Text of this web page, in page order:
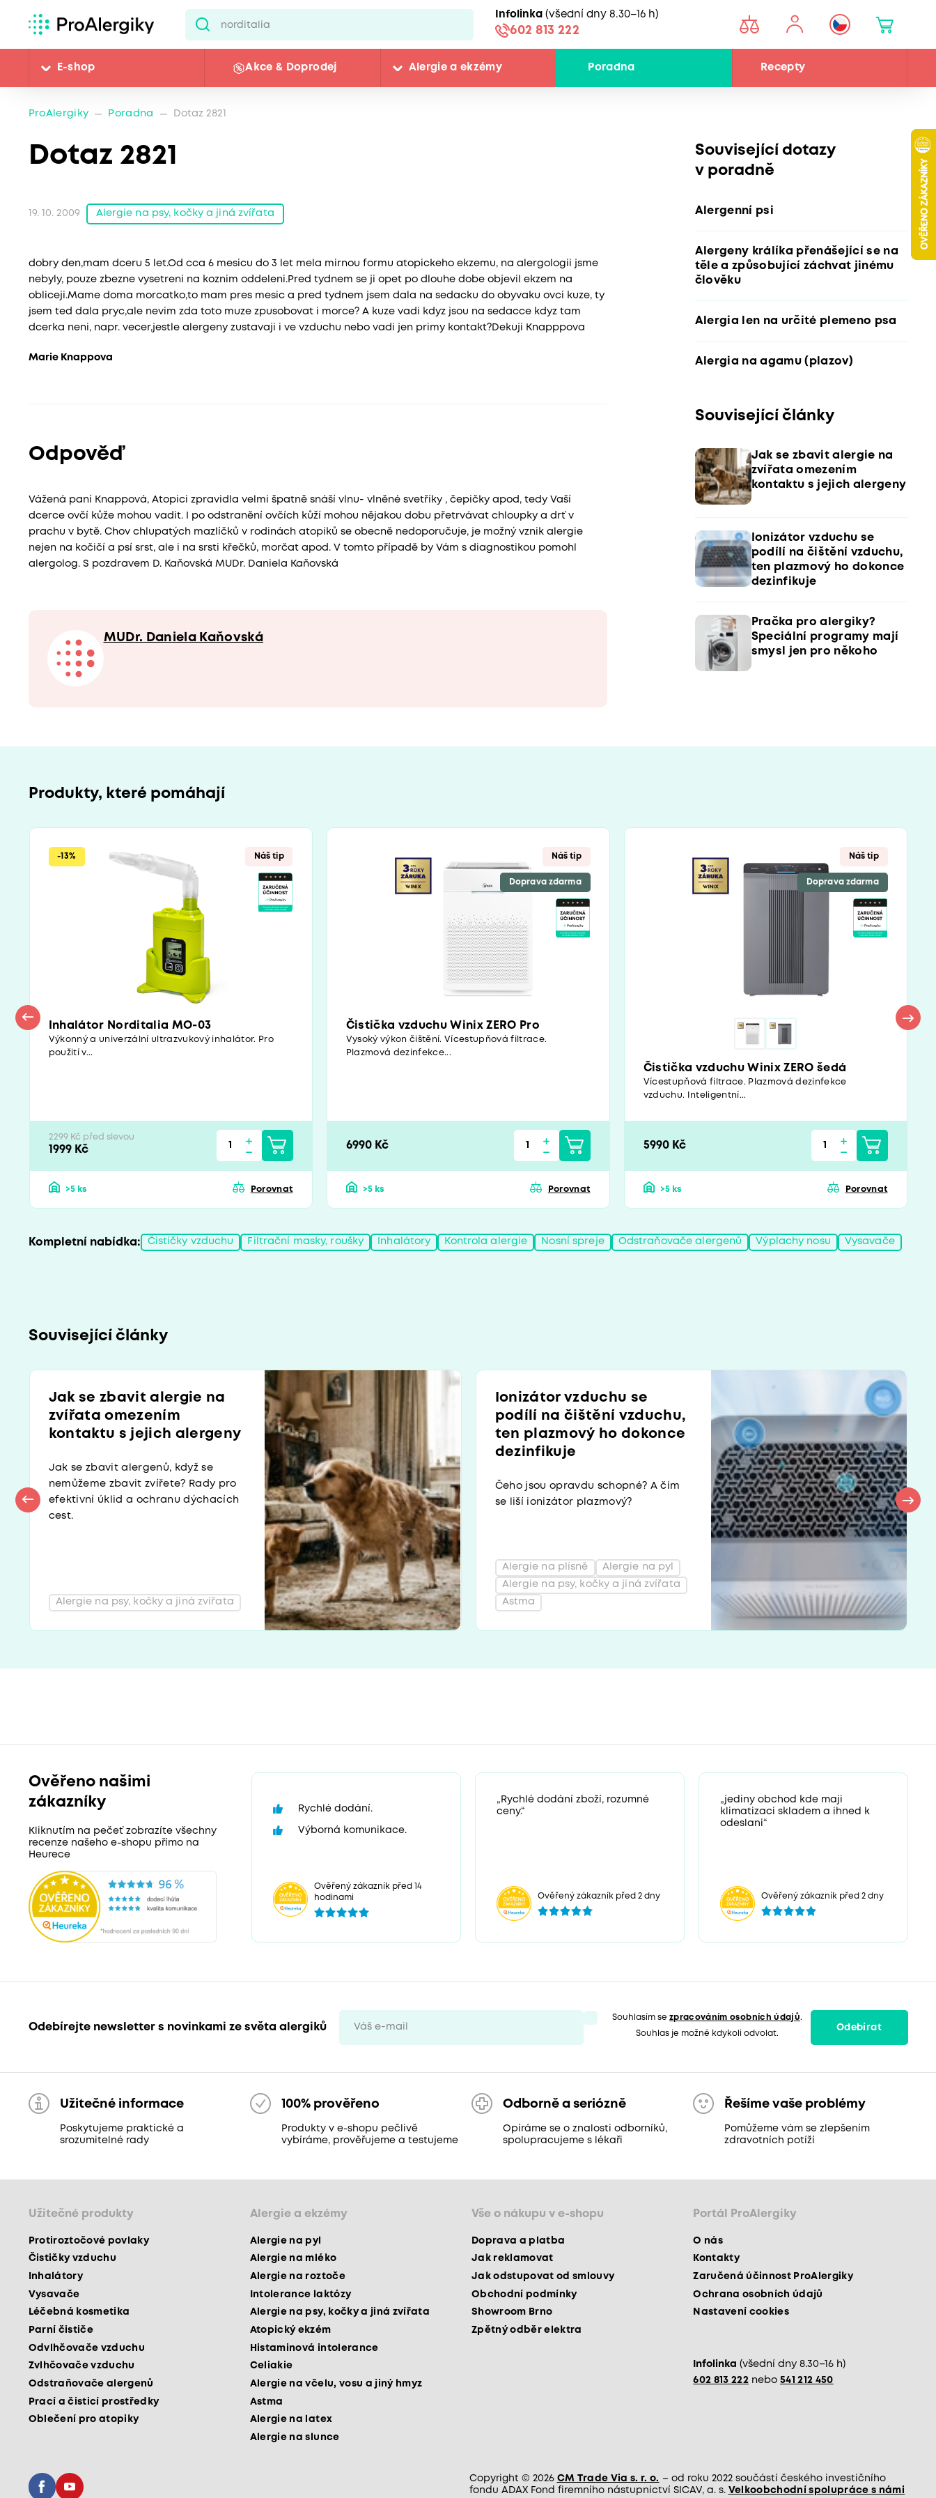
Infolinka (všední dny 8.30–16 h)
602 813 222
E-shop Akce & Doprodej Alergie a ekzémy Poradna Recepty
ProAlergiky Poradna Dotaz 2821
Dotaz 2821
19. 10. 2009 Alergie na psy, kočky a jiná zvířata
dobry den,mam dceru 5 let.Od cca 6 mesicu do 3 let mela mirnou formu atopickeho ekzemu, na alergologii jsme
nebyly, pouze zbezne vysetreni na koznim oddeleni.Pred tydnem se ji opet po dlouhe dobe objevil ekzem na
obliceji.Mame doma morcatko,to mam pres mesic a pred tydnem jsem dala na sedacku do obyvaku ovci kuze, ty
jsem ted dala pryc,ale nevim zda toto muze zpusobovat i morce? A kuze vadi kdyz jsou na sedacce kdyz tam
dcerka neni, napr. vecer,jestle alergeny zustavaji i ve vzduchu nebo vadi jen primy kontakt?Dekuji Knapppova
Marie Knappova
Odpověď
Vážená paní Knappová, Atopici zpravidla velmi špatně snáší vlnu- vlněné svetříky , čepičky apod, tedy Vaší
dcerce ovčí kůže mohou vadit. I po odstranění ovčích kůží mohou nějakou dobu přetrvávat chloupky a drť v
prachu v bytě. Chov chlupatých mazlíčků v rodinách atopiků se obecně nedoporučuje, je možný vznik alergie
nejen na kočičí a psí srst, ale i na srsti křečků, morčat apod. V tomto případě by Vám s diagnostikou pomohl
alergolog. S pozdravem D. Kaňovská MUDr. Daniela Kaňovská
MUDr. Daniela Kaňovská
Související dotazy
v poradně
Alergenní psi
Alergeny králíka přenášející se na
těle a způsobující záchvat jinému
člověku
Alergia len na určité plemeno psa
Alergia na agamu (plazov)
Související články
Jak se zbavit alergie na
zvířata omezením
kontaktu s jejich alergeny
Ionizátor vzduchu se
podílí na čištění vzduchu,
ten plazmový ho dokonce
dezinfikuje
Pračka pro alergiky?
Speciální programy mají
smysl jen pro někoho
Produkty, které pomáhají
-13% Náš tip
Inhalátor Norditalia MO-03
Výkonný a univerzální ultrazvukový inhalátor. Pro
použití v...
2299 Kč před slevou
1999 Kč
>5 ks Porovnat
Náš tip
Doprava zdarma
Čistička vzduchu Winix ZERO Pro
Vysoký výkon čištění. Vícestupňová filtrace.
Plazmová dezinfekce...
6990 Kč
>5 ks Porovnat
Náš tip
Doprava zdarma
Čistička vzduchu Winix ZERO šedá
Vícestupňová filtrace. Plazmová dezinfekce
vzduchu. Inteligentní...
5990 Kč
>5 ks Porovnat
Kompletní nabídka: Čističky vzduchu Filtrační masky, roušky Inhalátory Kontrola alergie Nosní spreje Odstraňovače alergenů Výplachy nosu Vysavače
Související články
Jak se zbavit alergie na
zvířata omezením
kontaktu s jejich alergeny
Jak se zbavit alergenů, když se
nemůžeme zbavit zvířete? Rady pro
efektivní úklid a ochranu dýchacích
cest.
Alergie na psy, kočky a jiná zvířata
Ionizátor vzduchu se
podílí na čištění vzduchu,
ten plazmový ho dokonce
dezinfikuje
Čeho jsou opravdu schopné? A čím
se liší ionizátor plazmový?
Astma
Alergie na psy, kočky a jiná zvířata
Alergie na plísně Alergie na pyl
Ověřeno našimi
zákazníky
Kliknutím na pečeť zobrazíte všechny
recenze našeho e-shopu přímo na
Heurece
Rychlé dodání.
Výborná komunikace.
Ověřený zákazník před 14
hodinami
„Rychlé dodání zboží, rozumné
ceny.“
Ověřený zákazník před 2 dny
„jediny obchod kde maji
klimatizaci skladem a ihned k
odeslani“
Ověřený zákazník před 2 dny
Odebírejte newsletter s novinkami ze světa alergiků
Souhlasím sezpracováním osobních údajů.
Souhlas je možné kdykoli odvolat.
Odebírat
Užitečné informace
Poskytujeme praktické a
srozumitelné rady
100% prověřeno
Produkty v e-shopu pečlivě
vybíráme, prověřujeme a testujeme
Odborně a seriózně
Opíráme se o znalosti odborníků,
spolupracujeme s lékaři
Řešíme vaše problémy
Pomůžeme vám se zlepšením
zdravotních potíží
Užitečné produkty
Protiroztočové povlaky
Čističky vzduchu
Inhalátory
Vysavače
Léčebná kosmetika
Parní čističe
Odvlhčovače vzduchu
Zvlhčovače vzduchu
Odstraňovače alergenů
Prací a čisticí prostředky
Oblečení pro atopiky
Alergie a ekzémy
Alergie na pyl
Alergie na mléko
Alergie na roztoče
Intolerance laktózy
Alergie na psy, kočky a jiná zvířata
Atopický ekzém
Histaminová intolerance
Celiakie
Alergie na včelu, vosu a jiný hmyz
Astma
Alergie na latex
Alergie na slunce
Vše o nákupu v e-shopu
Doprava a platba
Jak reklamovat
Jak odstupovat od smlouvy
Obchodní podmínky
Showroom Brno
Zpětný odběr elektra
Portál ProAlergiky
O nás
Kontakty
Zaručená účinnost ProAlergiky
Ochrana osobních údajů
Nastavení cookies
Infolinka (všední dny 8.30–16 h)
602 813 222 nebo 541 212 450
Copyright © 2026 CM Trade Via s. r. o. – od roku 2022 součástí českého investičního
fondu ADAX Fond firemního nástupnictví SICAV, a. s. Velkoobchodní spolupráce s námi